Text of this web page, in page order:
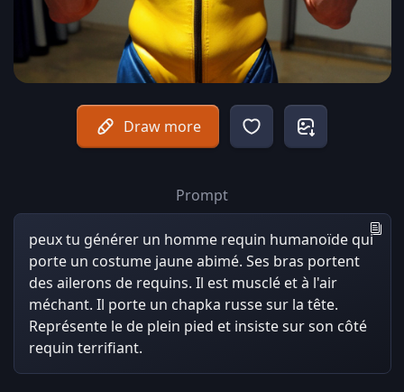
Draw more
Prompt
peux tu générer un homme requin humanoïde qui
porte un costume jaune abimé. Ses bras portent
des ailerons de requins. Il est musclé et à l'air
méchant. Il porte un chapka russe sur la tête.
Représente le de plein pied et insiste sur son côté
requin terrifiant.